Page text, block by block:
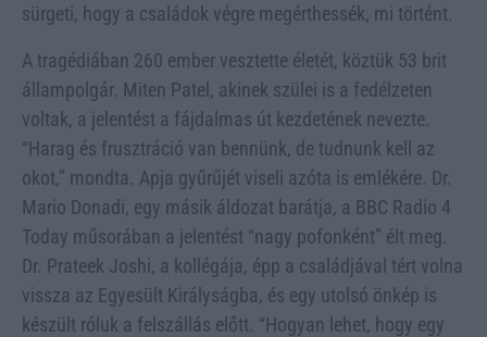
sürgeti, hogy a családok végre megérthessék, mi történt.
A tragédiában 260 ember vesztette életét, köztük 53 brit
állampolgár. Miten Patel, akinek szülei is a fedélzeten
voltak, a jelentést a fájdalmas út kezdetének nevezte.
“Harag és frusztráció van bennünk, de tudnunk kell az
okot,” mondta. Apja gyűrűjét viseli azóta is emlékére. Dr.
Mario Donadi, egy másik áldozat barátja, a BBC Radio 4
Today műsorában a jelentést “nagy pofonként” élt meg.
Dr. Prateek Joshi, a kollégája, épp a családjával tért volna
vissza az Egyesült Királyságba, és egy utolsó önkép is
készült róluk a felszállás előtt. “Hogyan lehet, hogy egy